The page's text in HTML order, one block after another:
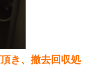
き、撤去回収処